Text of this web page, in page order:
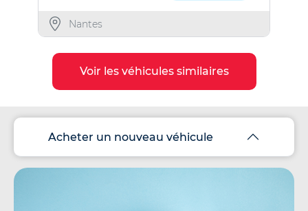
Nantes
Voir les véhicules similaires
Acheter un nouveau véhicule